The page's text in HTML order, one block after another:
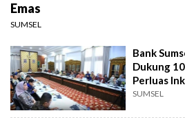
Emas
SUMSEL
Bank
Dukung
Perluas
SUMSEL